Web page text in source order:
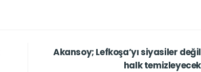
Akansoy; Lefkoşa’yı siyasiler değil
halk temizleyecek